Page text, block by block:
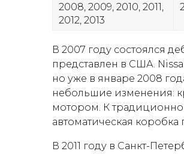
2008, 2009, 2010, 2011,
2012, 2013
В 2007 году состоялся
представлен в США.
но уже в январе 2008
небольшие изменения:
мотором. К
автоматическая
В 2011 году в Санкт-